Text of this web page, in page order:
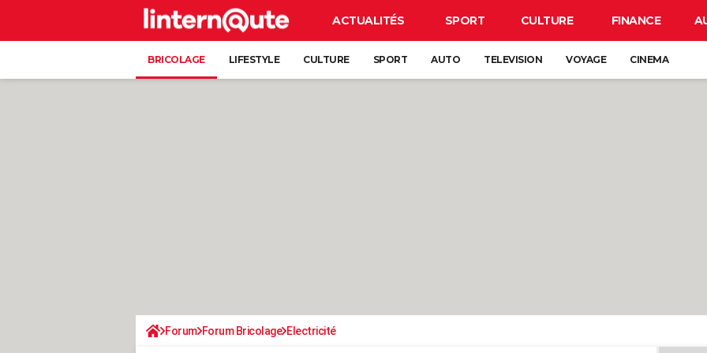
ACTUALITÉS SPORT CULTURE FINANCE
BRICOLAGE LIFESTYLE CULTURE SPORT AUTO TELEVISION VOYAGE CINEMA
Forum Forum Bricolage Electricité